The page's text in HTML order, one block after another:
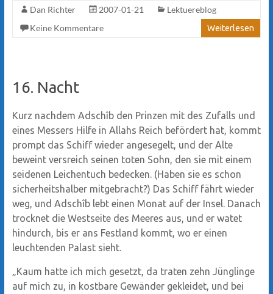
Dan Richter 2007-01-21
Lektuereblog
Keine Kommentare
Weiterlesen
16. Nacht
Kurz nachdem Adschîb den Prinzen mit des Zufalls und
eines Messers Hilfe in Allahs Reich befördert hat, kommt
prompt das Schiff wieder angesegelt, und der Alte
beweint versreich seinen toten Sohn, den sie mit einem
seidenen Leichentuch bedecken. (Haben sie es schon
sicherheitshalber mitgebracht?) Das Schiff fährt wieder
weg, und Adschîb lebt einen Monat auf der Insel. Danach
trocknet die Westseite des Meeres aus, und er watet
hindurch, bis er ans Festland kommt, wo er einen
leuchtenden Palast sieht.
„Kaum hatte ich mich gesetzt, da traten zehn Jünglinge
auf mich zu, in kostbare Gewänder gekleidet, und bei